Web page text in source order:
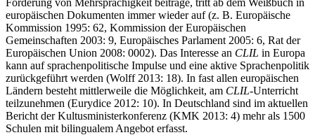
europäischen Dokumenten immer wieder auf (z. B. Europäische
Kommission 1995: 62, Kommission der Europäischen
Gemeinschaften 2003: 9, Europäisches Parlament 2005: 6, Rat der
Europäischen Union 2008: 0002). Das Interesse an CLIL in Europa
kann auf sprachenpolitische Impulse und eine aktive Sprachenpolitik
zurückgeführt werden (Wolff 2013: 18). In fast allen europäischen
Ländern besteht mittlerweile die Möglichkeit, am CLIL-Unterricht
teilzunehmen (Eurydice 2012: 10). In Deutschland sind im aktuellen
Bericht der Kultusministerkonferenz (KMK 2013: 4) mehr als 1500
Schulen mit bilingualem Angebot erfasst.